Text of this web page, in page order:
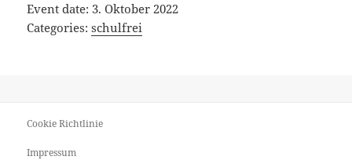
Event date: 3. Oktober 2022
Categories:schulfrei
Cookie Richtlinie
Impressum